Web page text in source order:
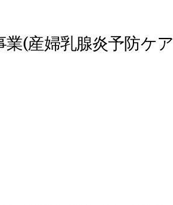
(産婦乳腺炎予防ケ